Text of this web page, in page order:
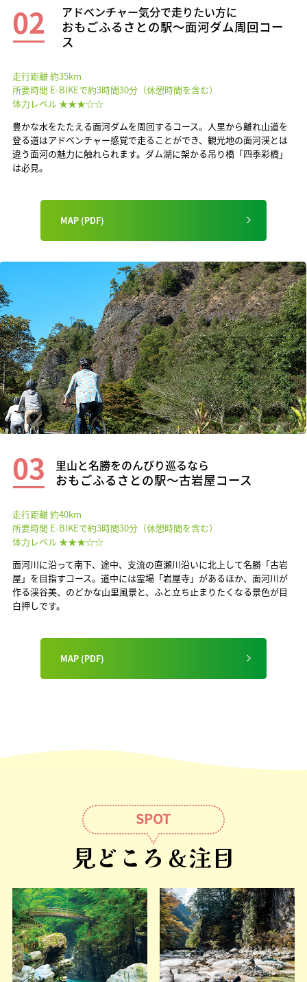
02 アドベンチャー気分で走りたい方に
おもごふるさとの駅〜面河ダム周回コー
ス
走行距離 約35km
所要時間 E-BIKEで約3時間30分（休憩時間を含む）
体力レベル ★★★☆☆
豊かな水をたたえる面河ダムを周回するコース。人里から離れ山道を
登る道はアドベンチャー感覚で走ることができ、観光地の面河渓とは
違う面河の魅力に触れられます。ダム湖に架かる吊り橋「四季彩橋」
は必見。
MAP (PDF)
03 里山と名勝をのんびり巡るなら
おもごふるさとの駅〜古岩屋コース
走行距離 約40km
所要時間 E-BIKEで約3時間30分（休憩時間を含む）
体力レベル ★★★☆☆
面河川に沿って南下、途中、支流の直瀬川沿いに北上して名勝「古岩
屋」を目指すコース。道中には霊場「岩屋寺」があるほか、面河川が
作る渓谷美、のどかな山里風景と、ふと立ち止まりたくなる景色が目
白押しです。
MAP (PDF)
SPOT
見どころ＆注目